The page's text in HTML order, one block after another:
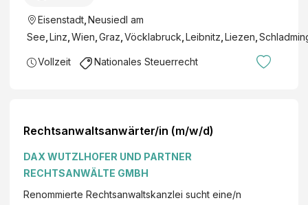
e
r
B
f
s
a
e
c
b
W
i
r
Eisenstadt Neusiedl am
See,Linz,Wien,Graz,Vöcklabruck,Leibnitz,Liezen,
Vollzeit Nationales Steuerrecht
Rechtsanwaltsanwärter/in (m/w/d)
DAX WUTZLHOFER UND PARTNER
RECHTSANWÄLTE GMBH
Renommierte Rechtsanwaltskanzlei sucht eine/n